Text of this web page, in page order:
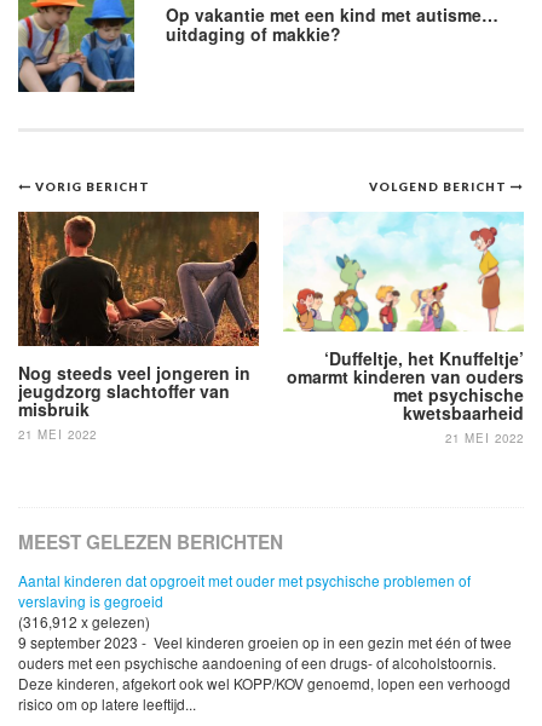
Op vakantie met een kind met autisme…
uitdaging of makkie?
Bericht
navigatie
VOLGEND BERICHT
‘Duffeltje, het Knuffeltje’
omarmt kinderen van ouders
met psychische
kwetsbaarheid
21 MEI 2022
VORIG BERICHT
Nog steeds veel jongeren in
jeugdzorg slachtoffer van
misbruik
21 MEI 2022
MEEST GELEZEN BERICHTEN
Aantal kinderen dat opgroeit met ouder met psychische problemen of
verslaving is gegroeid
(316,912 x gelezen)
9 september 2023 - Veel kinderen groeien op in een gezin met één of twee
ouders met een psychische aandoening of een drugs- of alcoholstoornis.
Deze kinderen, afgekort ook wel KOPP/KOV genoemd, lopen een verhoogd
risico om op latere leeftijd...